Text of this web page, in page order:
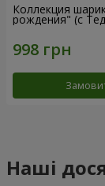
Коллекция
рождения" (с
Наші